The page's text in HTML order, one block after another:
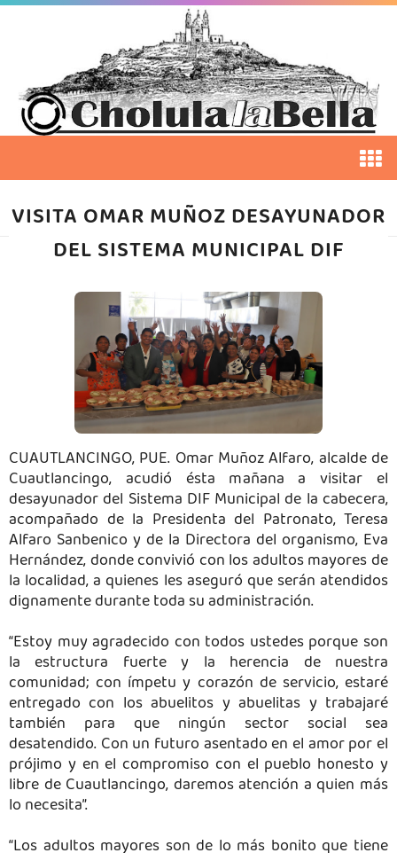
VISITA OMAR MUÑOZ DESAYUNADOR
DEL SISTEMA MUNICIPAL DIF
CUAUTLANCINGO, PUE. Omar Muñoz Alfaro, alcalde de
Cuautlancingo, acudió ésta mañana a visitar el
desayunador del Sistema DIF Municipal de la cabecera,
acompañado de la Presidenta del Patronato, Teresa
Alfaro Sanbenico y de la Directora del organismo, Eva
Hernández, donde convivió con los adultos mayores de
la localidad, a quienes les aseguró que serán atendidos
dignamente durante toda su administración.
“Estoy muy agradecido con todos ustedes porque son
la estructura fuerte y la herencia de nuestra
comunidad; con ímpetu y corazón de servicio, estaré
entregado con los abuelitos y abuelitas y trabajaré
también para que ningún sector social sea
desatendido. Con un futuro asentado en el amor por el
prójimo y en el compromiso con el pueblo honesto y
libre de Cuautlancingo, daremos atención a quien más
lo necesita”.